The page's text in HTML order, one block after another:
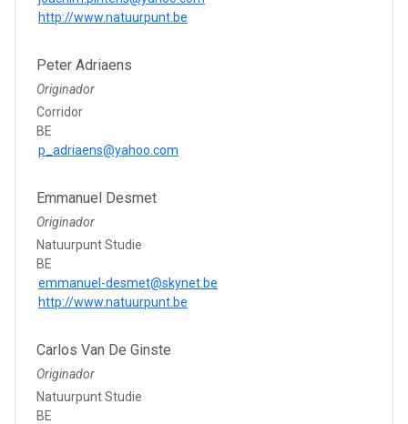
http://www.natuurpunt.be
Peter Adriaens
Originador
Corridor
BE
p_adriaens@yahoo.com
Emmanuel Desmet
Originador
Natuurpunt Studie
BE
emmanuel-desmet@skynet.be
http://www.natuurpunt.be
Carlos Van De Ginste
Originador
Natuurpunt Studie
BE